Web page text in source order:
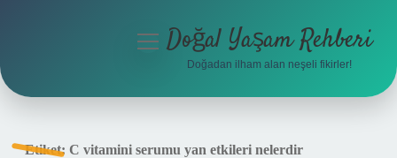
menüyüDoğal Yaşam Rehberi
Doğadan ilham alan neşeli fikirler!
Etiket: C vitamini serumu yan etkileri nelerdir